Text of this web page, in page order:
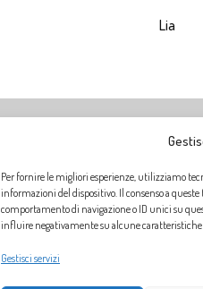
Per fornire le migliori esperienze, utilizziamo
informazioni del dispositivo. Il consenso a
comportamento di navigazione o ID unici su
influire negativamente su alcune
Gestisci servizi
Lia
ORARI DI APERTURA
Siamo aperti dal
dalle ore14:30alle
SABATO CHIUSO